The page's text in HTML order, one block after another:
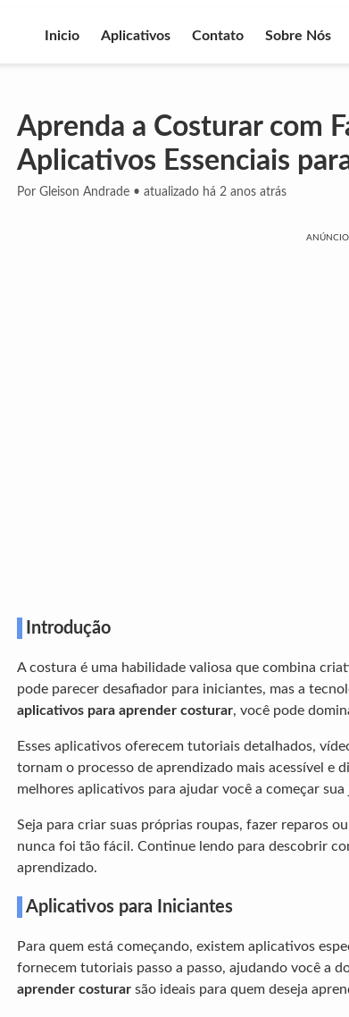
Inicio Aplicativos Contato Sobre Nós
Aprenda a Costurar com
Aplicativos Essenciais
Por Gleison Andrade • atualizado há 2 anos atrás
Introdução
A costura é uma habilidade valiosa que combina
pode parecer desafiador para iniciantes, mas a
aplicativos para aprender costurar, você pode
Esses aplicativos oferecem tutoriais detalhados,
tornam o processo de aprendizado mais acessível e
melhores aplicativos para ajudar você a começar
Seja para criar suas próprias roupas, fazer reparos
nunca foi tão fácil. Continue lendo para descobrir
aprendizado.
Aplicativos para Iniciantes
Para quem está começando, existem aplicativos
fornecem tutoriais passo a passo, ajudando você a
aprender costurar são ideais para quem deseja